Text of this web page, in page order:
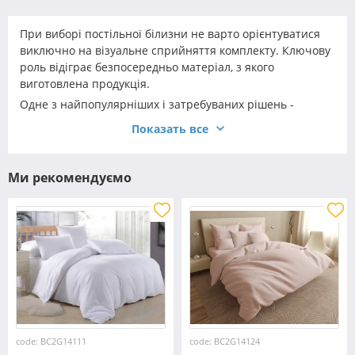
При виборі постільної білизни не варто орієнтуватися
виключно на візуальне сприйняття комплекту. Ключову
роль відіграє безпосередньо матеріал, з якого
виготовлена продукція.
Одне з найпопулярніших і затребуваних рішень -
білизна - універсальна, комфортна і практична. При
Показать все
Ми рекомендуємо
code: BC2G14111 code: BC2G14124